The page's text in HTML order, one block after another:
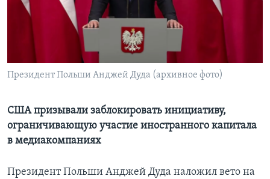
Learning English
СОЦИАЛЬНЫЕ СЕТИ
Языки
Президент Польши Анджей Дуда (архивное фото)
США призывали заблокировать инициативу,
ограничивающую участие иностранного капитала
в медиакомпаниях
Президент Польши Анджей Дуда наложил вето на